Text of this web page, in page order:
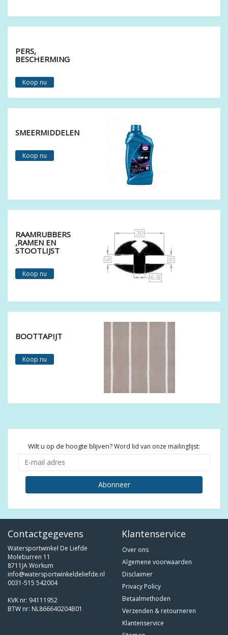
PERS,
BESCHERMING
Koop nu
SMEERMIDDELEN
Koop nu
RAAMRUBBERS
,RAMEN EN
STOOTLIJST
Koop nu
BOOTTAPIJT
Koop nu
Wilt u op de hoogte blijven?Word lid van onze mailinglijst:
Abonneer
Contactgegevens
Watersportwinkel De Liefde
Moleburren 11
8711JA Workum
info@watersportwinkeldeliefde.nl
0031-515 542004
KVK nr: 94111952
BTW nr: NL866640204B01
Klantenservice
Over ons
Algemene voorwaarden
Disclaimer
Privacy Policy
Betaalmethoden
Verzenden & retourneren
Klantenservice